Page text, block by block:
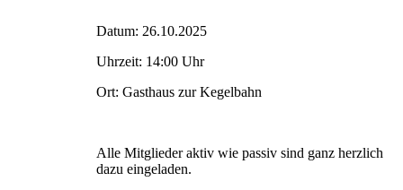
Datum: 26.10.2025
Uhrzeit: 14:00 Uhr
Ort: Gasthaus zur Kegelbahn
Alle Mitglieder aktiv wie passiv sind ganz herzlich
dazu eingeladen.